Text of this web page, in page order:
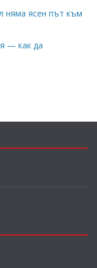
няма ясен път към
— как да